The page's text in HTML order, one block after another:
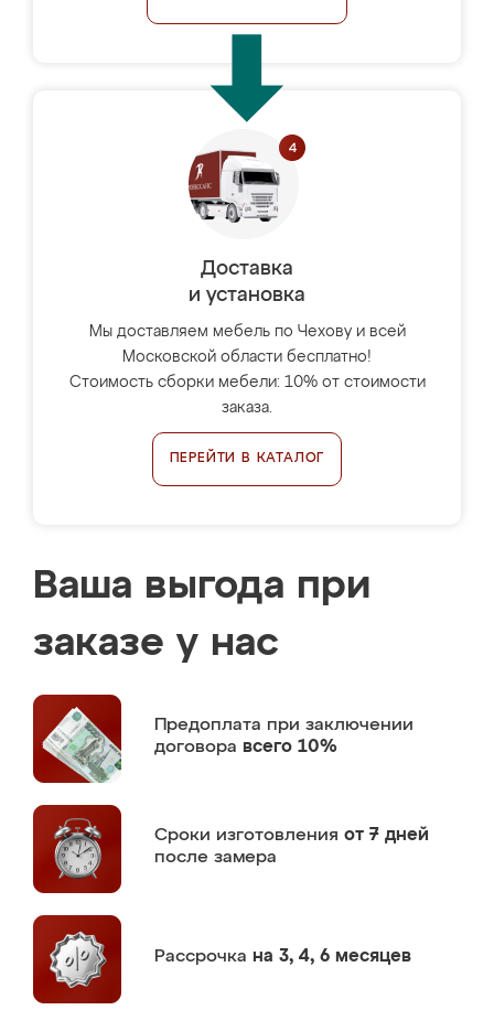
Доставка
и установка
Мы доставляем мебель по Чехову и всей
Московской области бесплатно!
Стоимость сборки мебели: 10% от стоимости
заказа.
ПЕРЕЙТИ В КАТАЛОГ
Ваша выгода при
заказе у нас
Предоплата при заключении
договора всего 10%
Сроки изготовления от 7 дней
после замера
Рассрочка на 3, 4, 6 месяцев